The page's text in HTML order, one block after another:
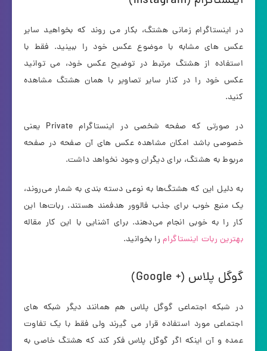
در اینستاگرام زمانی هشتگ، بکار می روند که بخواهید سایر
عکس های مشابه با موضوع عکس خود را ببینید. فقط با
استفاده از هشتگ مرتبط در توضیح عکس خود، می توانید
عکس خود را در کنار سایر تصاویر با همان هشتگ مشاهده
کنید.
در صورتی که صفحه شخصی در اینستاگرام Private یعنی
خصوصی باشد امکان مشاهده عکس های آن صفحه در صفحه
مربوط به هشتگ، برای دیگران وجود نخواهد داشت.
به دلیل این که هشتگ‌ها به نوعی دسته بندی به شمار می‌روند،
یک منبع خوب برای جذب فالوور هدفمند هستند. ربات‌ها این
کار را به خوبی انجام می‌دهند. برای آشنایی با این کار مقاله
بهترین ربات اینستاگرامرا بخوانید.
گوگل پلاس (+ Google)
در شبکه اجتماعی گوگل پلاس هم همانند دیگر شبکه های
اجتماعی مورد استفاده قرار می گیرند ولی فقط با یک تفاوت
عمده و آن اینکه اگر گوگل پلاس فکر کند که هشتگ خاصی به